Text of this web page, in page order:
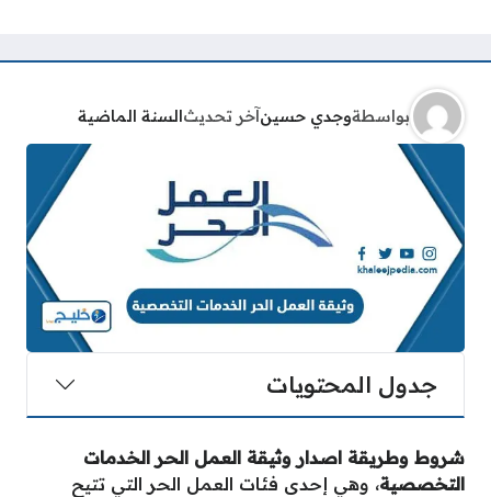
بواسطةوجدي حسينآخر تحديثالسنة الماضية
جدول المحتويات
شروط وطريقة اصدار وثيقة العمل الحر الخدمات
التخصصية، وهي إحدى فئات العمل الحر التي تتيح